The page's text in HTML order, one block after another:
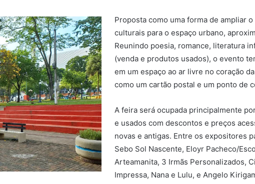
Proposta como uma forma de ampliar
culturais para o espaço urbano,
Reunindo poesia, romance, literatura
(venda e produtos usados), o evento
em um espaço ao ar livre no coração
como um cartão postal e um ponto de
A feira será ocupada principalmente
e usados com descontos e preços
novas e antigas. Entre os expositores
Sebo Sol Nascente, Eloyr Pacheco/
Arteamanita, 3 Irmãs Personalizados,
Impressa, Nana e Lulu, e Angelo